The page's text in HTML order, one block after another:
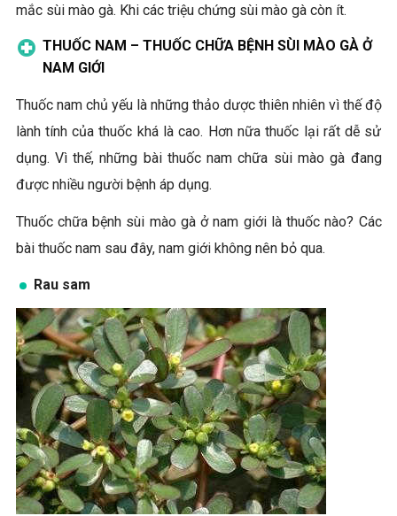
mắc sùi mào gà. Khi các triệu chứng sùi mào gà còn ít.
THUỐC NAM – THUỐC CHỮA BỆNH SÙI MÀO GÀ Ở
NAM GIỚI
Thuốc nam chủ yếu là những thảo dược thiên nhiên vì thế độ
lành tính của thuốc khá là cao. Hơn nữa thuốc lại rất dễ sử
dụng. Vì thế, những bài thuốc nam chữa sùi mào gà đang
được nhiều người bệnh áp dụng.
Thuốc chữa bệnh sùi mào gà ở nam giới là thuốc nào? Các
bài thuốc nam sau đây, nam giới không nên bỏ qua.
Rau sam